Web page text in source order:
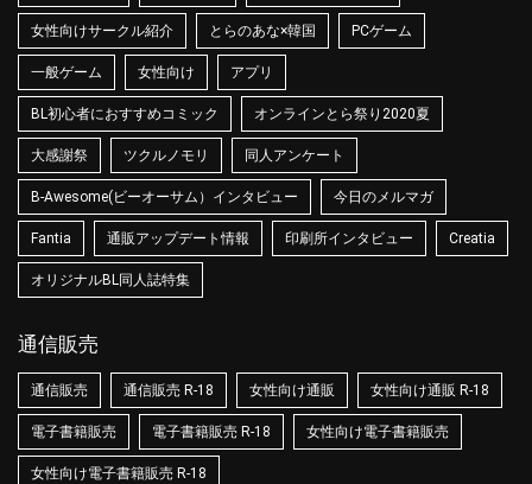
女性向けサークル紹介 とらのあな×韓国 PCゲーム
一般ゲーム 女性向け アプリ
BL初心者におすすめコミック オンラインとら祭り2020夏
大感謝祭 ツクルノモリ 同人アンケート
B-Awesome(ビーオーサム）インタビュー 今日のメルマガ
Fantia 通販アップデート情報 印刷所インタビュー Creatia
オリジナルBL同人誌特集
通信販売
通信販売 通信販売 R-18 女性向け通販 女性向け通販 R-18
電子書籍販売 電子書籍販売 R-18 女性向け電子書籍販売
女性向け電子書籍販売 R-18